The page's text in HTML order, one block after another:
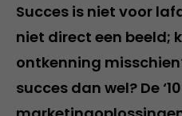
Succes is niet voor
niet direct een beeld;
ontkenning
succes dan wel? De ‘10